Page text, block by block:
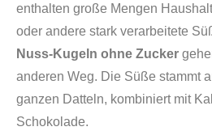
enthalten große Mengen
oder andere stark verarbeitete
Nuss-Kugeln ohne Zucker
anderen Weg. Die Süße stammt
ganzen Datteln, kombiniert mit
Schokolade.